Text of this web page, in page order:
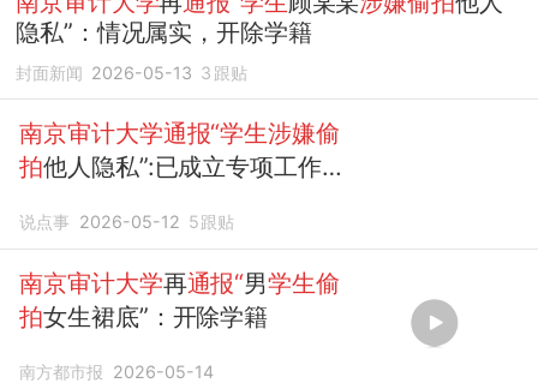
隐私”：情况属实，开除学籍
封面新闻 2026-05-13 3 跟贴
南京审计大学通报“学生涉嫌偷
拍他人隐私”:已成立专项工作
说点事 2026-05-12 5跟贴
南京审计大学再通报“男学生偷
拍女生裙底”：开除学籍
南方都市报 2026-05-14